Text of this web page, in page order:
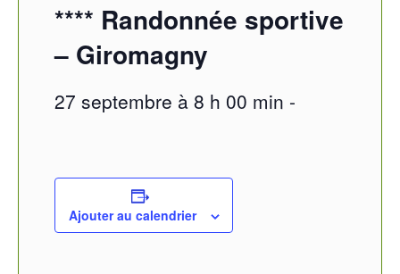
**** Randonnée sportive
– Giromagny
27 septembre à 8 h 00 min -
Ajouter au calendrier